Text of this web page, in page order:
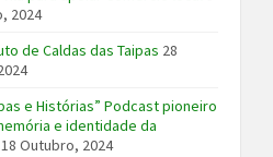
2024
de Caldas das Taipas 28
e Histórias” Podcast pioneiro
e identidade da
18 Outubro, 2024